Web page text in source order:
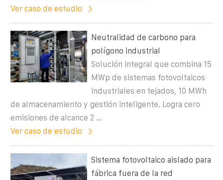
Ver caso de estudio
Neutralidad de carbono para
polígono industrial
Solución integral que combina 15
MWp de sistemas fotovoltaicos
industriales en tejados, 10 MWh
de almacenamiento y gestión inteligente. Logra cero
emisiones de alcance 2 …
Ver caso de estudio
Sistema fotovoltaico aislado para
fábrica fuera de la red